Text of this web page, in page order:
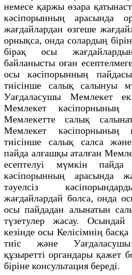
немесе қаржы өзара
кәсіпорынның арасында
жағдайлардан өзгеше
орнықса, онда солардың
бірақ осы
байланысты оған
осы кәсіпорынның
тиісінше салық
Уағдаласушы Мемлекет
Мемлекет кәсіпорнының
Мемлекетте салық
Мемлекет кәсіпорнының
тиісінше салық салса
пайда алғашқы аталған
есептелуі мүмкін
кәсіпорынның арасында
тәуелсіз
жағдайлардай болса, онда
осы пайдадан алынатын
түзетулер жасау. Осындай
кезінде осы Келісімнің басқа
тиіс және Уағдаласушы
құзыретті органдары қажет
біріне консультация береді.